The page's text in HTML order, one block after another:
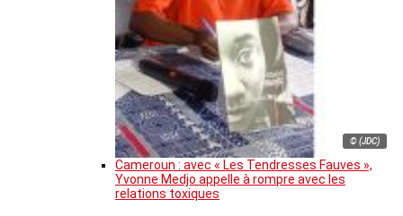
© (JDC)
Cameroun : avec « Les Tendresses Fauves »,
Yvonne Medjo appelle à rompre avec les
relations toxiques